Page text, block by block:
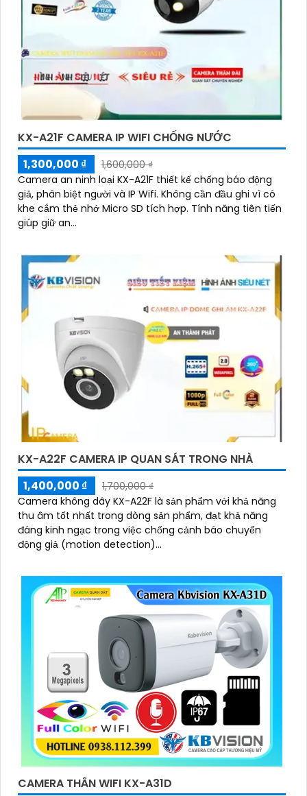
KX-A21F CAMERA IP WIFI CHỐNG NƯỚC
1,300,000 ₫
1,600,000 ₫
Camera an ninh loại KX-A21F thiết kế chống báo động
giả, phân biệt người và IP Wifi. Không cần đầu ghi vì có
khe cắm thẻ nhớ Micro SD tích hợp. Tính năng tiên tiến
giúp giữ an...
KX-A22F CAMERA IP QUAN SÁT TRONG NHÀ
1,400,000 ₫
1,700,000 ₫
Camera không dây KX-A22F là sản phẩm với khả năng
thu âm tốt nhất trong dòng sản phẩm, đạt khả năng
đáng kinh ngạc trong việc chống cảnh báo chuyển
động giả (motion detection)...
CAMERA THÂN WIFI KX-A31D